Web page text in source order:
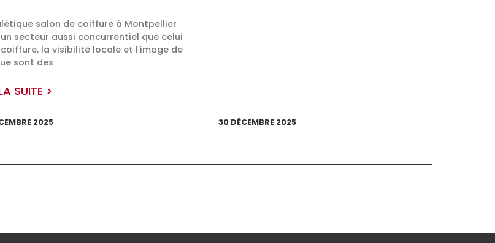
salon de coiffure à Montpellier
un secteur aussi concurrentiel que celui
la visibilité locale et l’image de
sont des
SUITE >
2025 30 DÉCEMBRE 2025